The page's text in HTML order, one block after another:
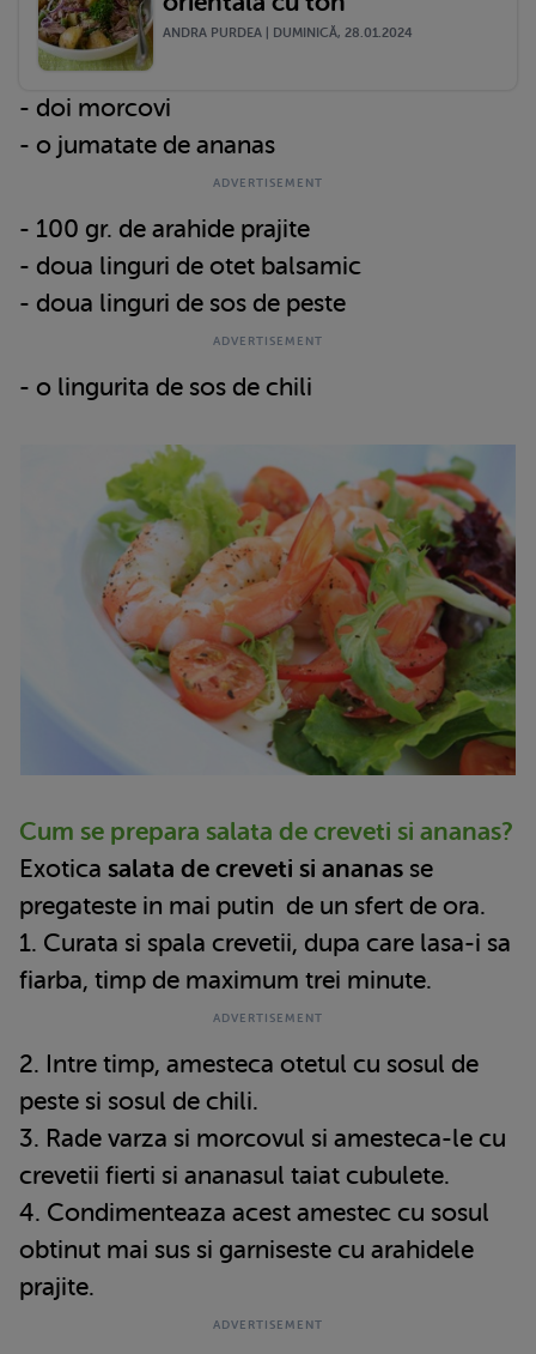
ANDRA PURDEA | DUMINICĂ, 28.01.2024
- doi morcovi
- o jumatate de ananas
- 100 gr. de arahide prajite
- doua linguri de otet balsamic
- doua linguri de sos de peste
- o lingurita de sos de chili
Cum se prepara salata de creveti si ananas?
Exotica salata de creveti si ananas se
pregateste in mai putin de un sfert de ora.
1. Curata si spala crevetii, dupa care lasa-i sa
fiarba, timp de maximum trei minute.
2. Intre timp, amesteca otetul cu sosul de
peste si sosul de chili.
3. Rade varza si morcovul si amesteca-le cu
crevetii fierti si ananasul taiat cubulete.
4. Condimenteaza acest amestec cu sosul
obtinut mai sus si garniseste cu arahidele
prajite.